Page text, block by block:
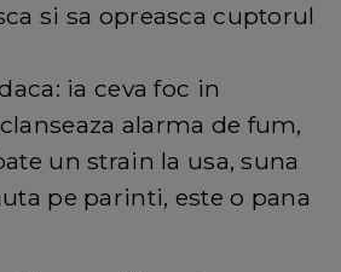
si sa opreasca cuptorul
ia ceva foc in
alarma de fum,
un strain la usa, suna
pe parinti, este o pana